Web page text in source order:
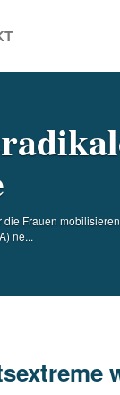
Frauen
ne...